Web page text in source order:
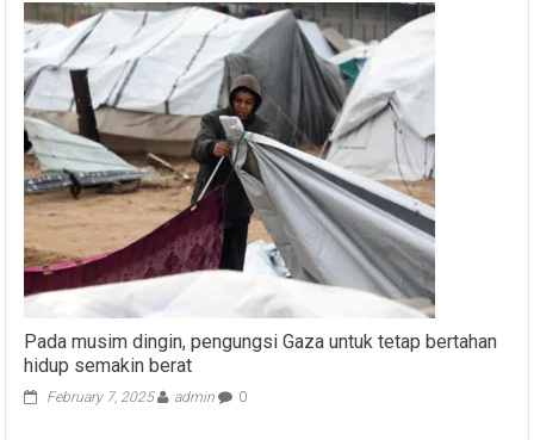
Pada musim dingin, pengungsi Gaza untuk tetap bertahan
hidup semakin berat
February 7, 2025 admin 0